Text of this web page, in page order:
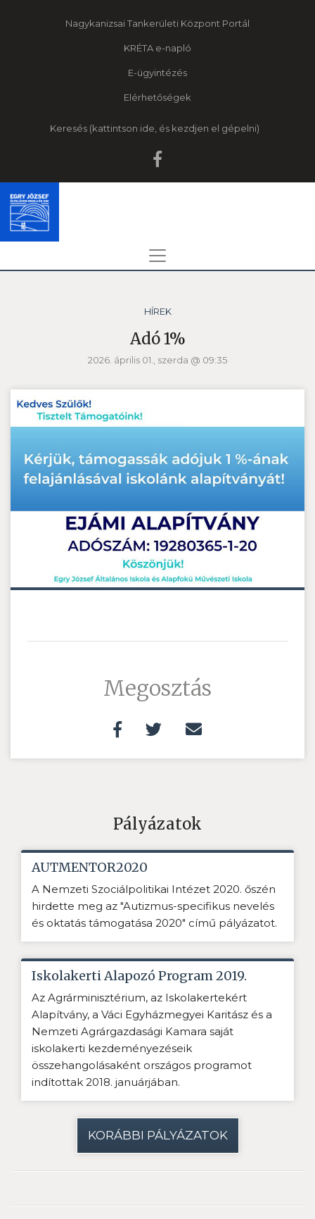
Nagykanizsai Tankerületi Központ Portál
KRÉTA e-napló
E-ügyintézés
Elérhetőségek
Keresés
HÍREK
Adó 1%
2026. április 01., szerda @ 09:35
Megosztás
Pályázatok
AUTMENTOR2020
A Nemzeti Szociálpolitikai Intézet 2020. őszén
hirdette meg az "Autizmus-specifikus nevelés
és oktatás támogatása 2020" című pályázatot.
Iskolakerti Alapozó Program 2019.
Az Agrárminisztérium, az Iskolakertekért
Alapítvány, a Váci Egyházmegyei Karitász és a
Nemzeti Agrárgazdasági Kamara saját
iskolakerti kezdeményezéseik
összehangolásaként országos programot
indítottak 2018. januárjában.
KORÁBBI PÁLYÁZATOK